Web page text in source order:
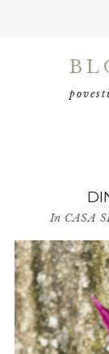
In CASA